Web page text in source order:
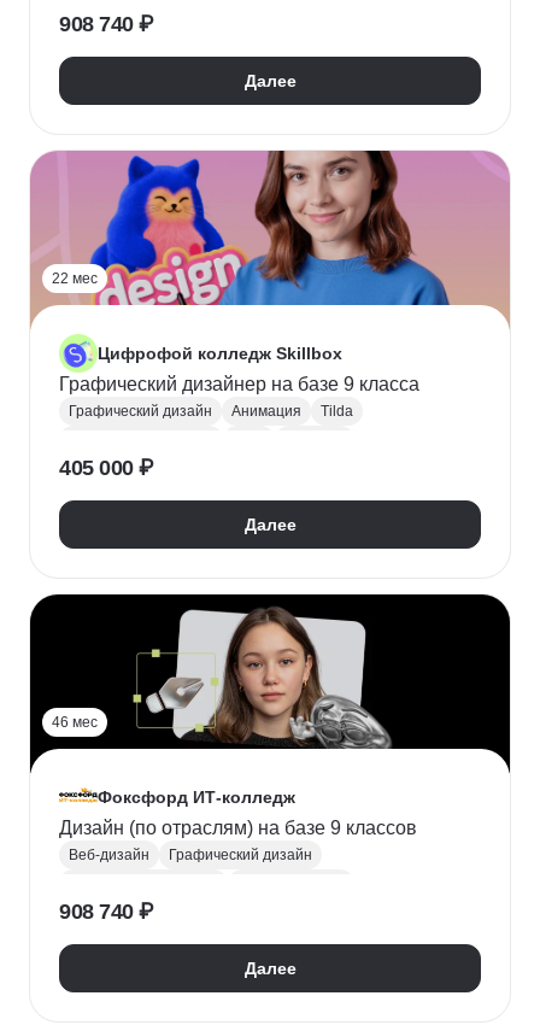
Поступить в колледж
908 740 ₽
Далее
22 мес
Цифрофой колледж Skillbox
Графический дизайнер на базе 9 класса
Графический дизайн Анимация
Tilda
405 000 ₽
Далее
46 мес
Фоксфорд ИТ-колледж
Дизайн (по отраслям) на базе 9 классов
Веб-дизайн
Графический дизайн
Adobe Photoshop
Tilda
Найти хобби
Поступить в колледж
908 740 ₽
Далее